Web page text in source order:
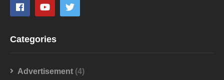
Categories
Advertisement (4)